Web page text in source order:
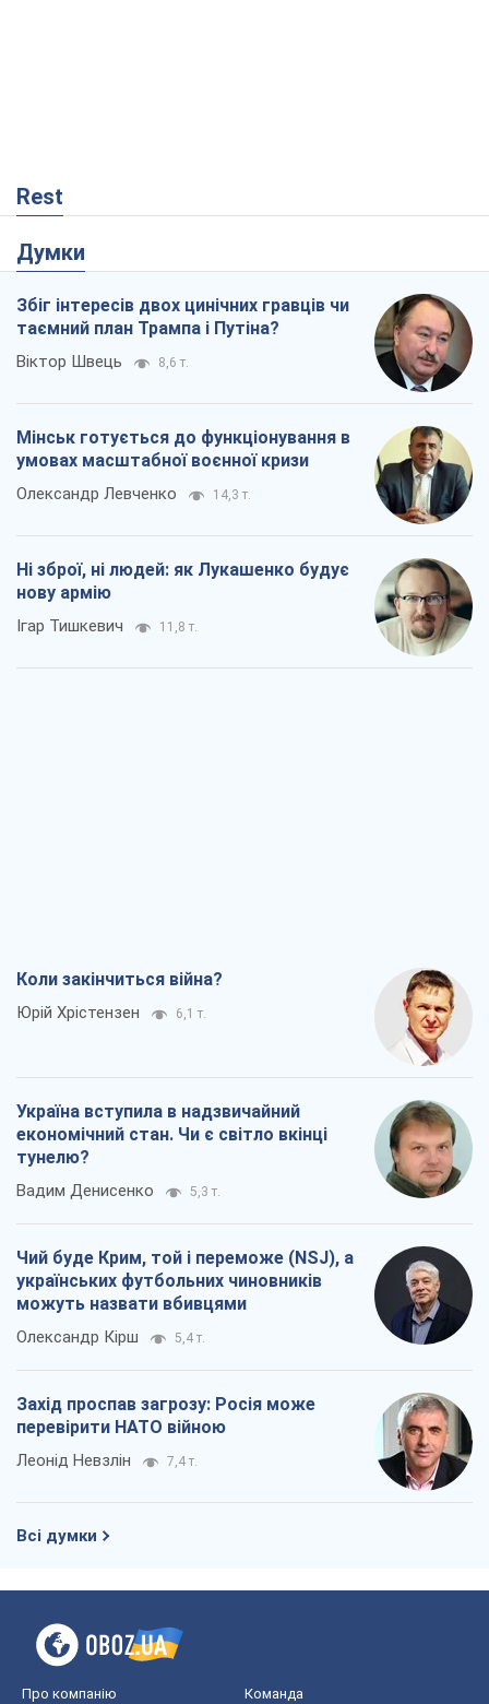
Rest
Думки
Збіг інтересів двох цинічних гравців чи
таємний план Трампа і Путіна?
Віктор Швець 8,6 т.
Мінськ готується до функціонування в
умовах масштабної воєнної кризи
Олександр Левченко 14,3 т.
Ні зброї, ні людей: як Лукашенко будує
нову армію
Ігар Тишкевич 11,8 т.
Коли закінчиться війна?
Юрій Хрістензен 6,1 т.
Україна вступила в надзвичайний
економічний стан. Чи є світло вкінці
тунелю?
Вадим Денисенко 5,3 т.
Чий буде Крим, той і переможе (NSJ), а
українських футбольних чиновників
можуть назвати вбивцями
Олександр Кірш 5,4 т.
Захід проспав загрозу: Росія може
перевірити НАТО війною
Леонід Невзлін 7,4 т.
Всі думки
Про компанію Команда